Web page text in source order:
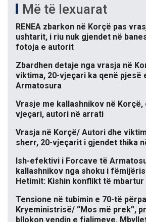
Më të lexuarat
RENEA zbarkon në Korçë pas
ushtarit, i riu nuk gjendet në
fotoja e autorit
Zbardhen detaje nga vrasja në
viktima, 20-vjeçari ka qenë pjesë
Armatosura
Vrasje me kallashnikov në
vjeçari, autori në arrati
Vrasja në Korçë/ Autori dhe
sherr, 20-vjeçarit i gjendet thika
Ish-efektivi i Forcave të
kallashnikov nga shoku i
Hetimit: Kishin konflikt të
Tensione në tubimin e 70-të
Kryeministrisë/ “Mos më prek”,
bllokon vendin e fjalimeve.